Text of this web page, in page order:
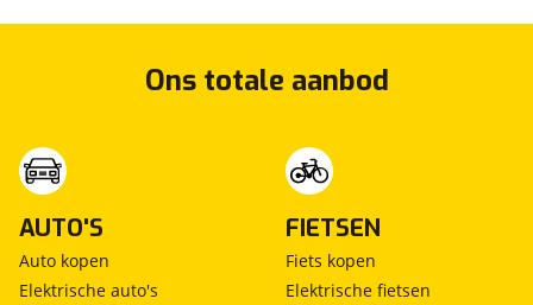
Ons totale aanbod
AUTO'S
Auto kopen
Elektrische auto's
FIETSEN
Fiets kopen
Elektrische fietsen